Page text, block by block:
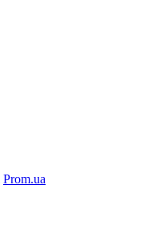
Prom.ua